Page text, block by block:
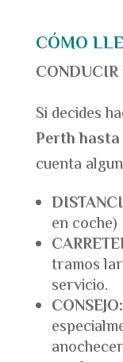
CÓMO
CONDUCIR
Si decides
Perth
cuenta
en coche)
tramos
servicio.
CONSEJO: